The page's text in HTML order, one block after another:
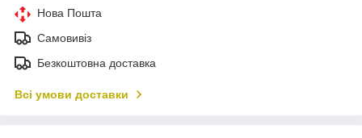
Нова Пошта
Самовивіз
Безкоштовна доставка
Всі умови доставки